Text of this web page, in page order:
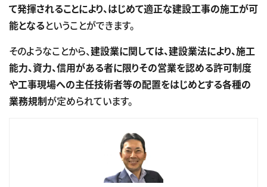
て発揮されることにより、はじめて適正な建設工事の施工が可
能となるということができます。
そのようなことから、建設業に関しては、建設業法により、施工
能力、資力、信用がある者に限りその営業を認める許可制度
や工事現場への主任技術者等の配置をはじめとする各種の
業務規制が定められています。